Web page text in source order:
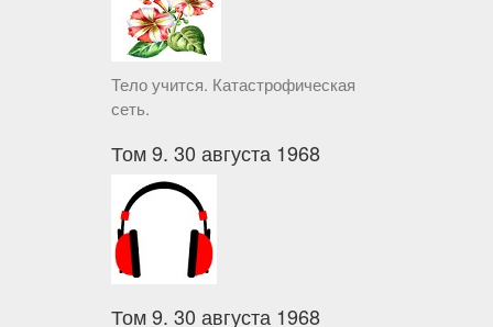
Тело учится. Катастрофическая
сеть.
Том 9. 30 августа 1968
Том 9. 30 августа 1968